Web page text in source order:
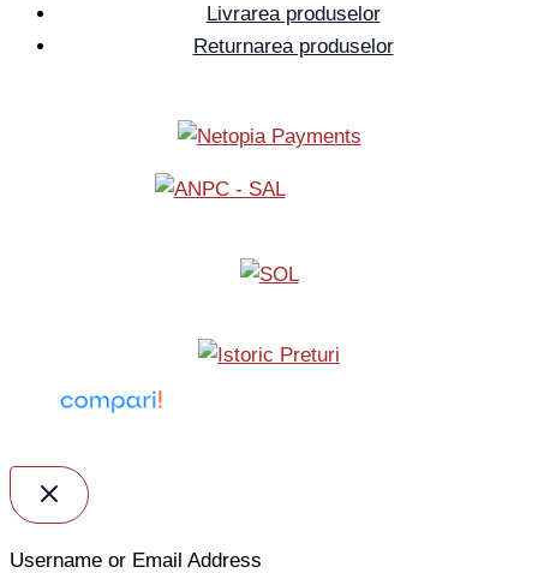
Livrarea produselor
Returnarea produselor
Username or Email Address